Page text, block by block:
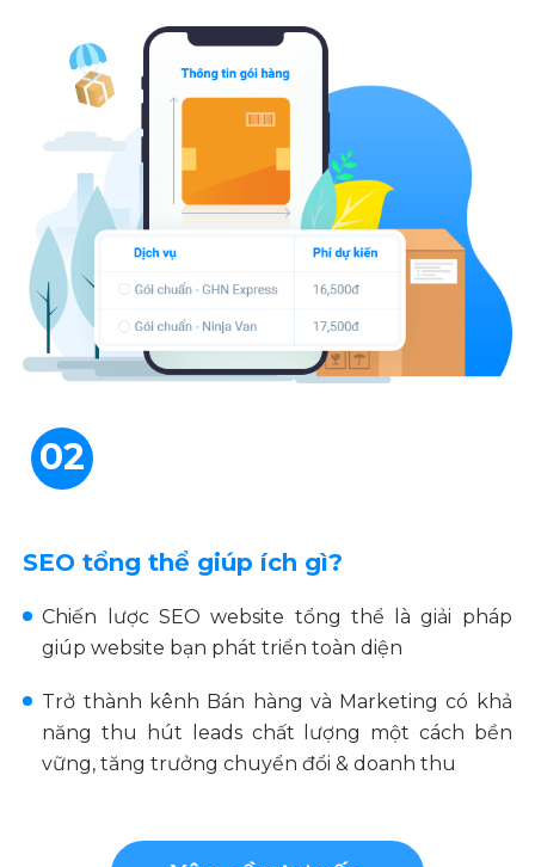
02
SEO tổng thể giúp ích gì?
Chiến lược SEO website tổng thể là giải pháp
giúp website bạn phát triển toàn diện
Trở thành kênh Bán hàng và Marketing có khả
năng thu hút leads chất lượng một cách bền
vững, tăng trưởng chuyển đổi & doanh thu